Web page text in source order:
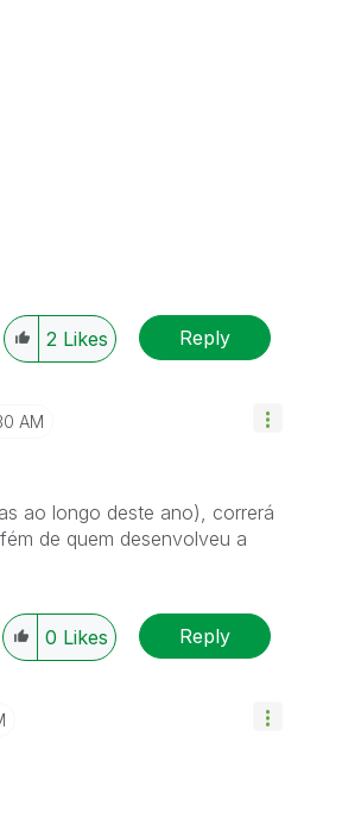
2 Likes Reply
AM
ao longo deste ano), correrá
de quem desenvolveu a
0 Likes Reply